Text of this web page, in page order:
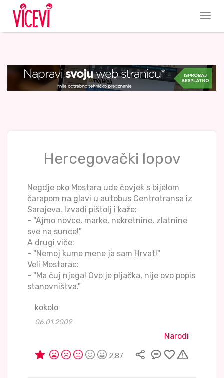
Hercegovački lopov
Negdje oko Mostara ude čovjek s bijelom
čarapom na glavi u autobus Centrotransa iz
Sarajeva. Izvadi pištolj i kaže:
- "Ajmo novce, marke, nekretnine, zlatnine
sve na sunce!"
A drugi viče:
- "Nemoj kume mene ja sam Hrvat!"
Veli Mostarac:
- "Ma čuj njega! Ovo je pljačka, nije ovo popis
stanovništva."
kokolo
06.01.2009
Narodi
2,87